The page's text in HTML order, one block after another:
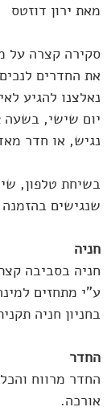
מאת ירון דוזטס
סקירה קצרה על
את החדרים
נאלצנו להגיע
נגיש, או חדר מאד רועש,
שנגישים
חניה
בחניון חניה
החדר
החדר מרווח
אורכה.